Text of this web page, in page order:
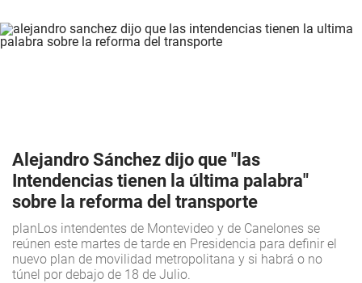
Alejandro Sánchez dijo que "las
Intendencias tienen la última palabra"
sobre la reforma del transporte
planLos intendentes de Montevideo y de Canelones se
reúnen este martes de tarde en Presidencia para definir el
nuevo plan de movilidad metropolitana y si habrá o no
túnel por debajo de 18 de Julio.